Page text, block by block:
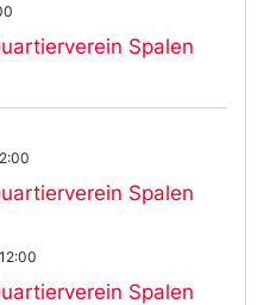
Spalen
Spalen
Spalen
12:00